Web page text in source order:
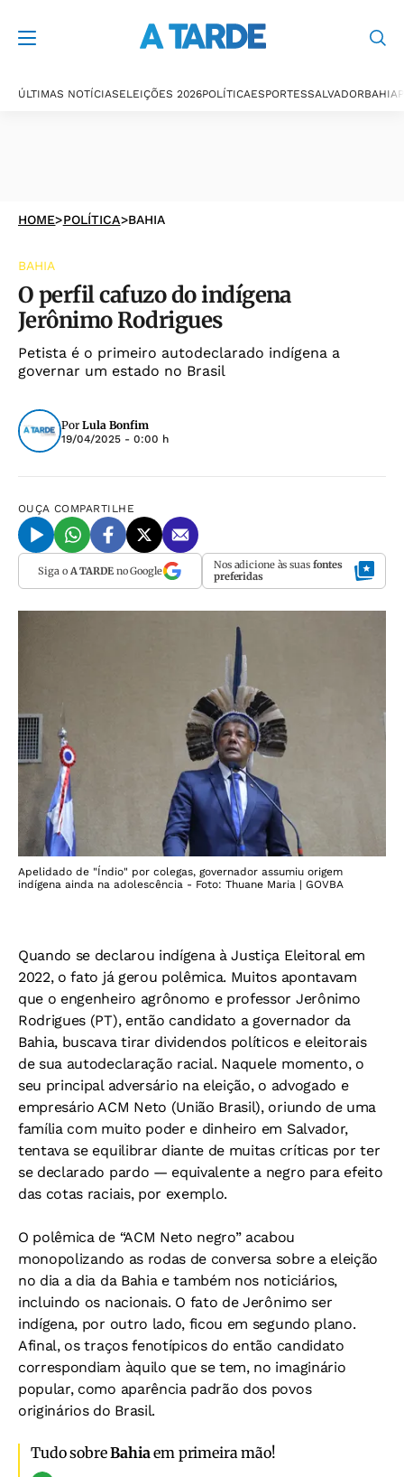
ÚLTIMAS NOTÍCIASELEIÇÕES 2026POLÍTICAESPORTESSALVADORBAHIA
HOME>POLÍTICA>BAHIA
BAHIA
O perfil cafuzo do indígena
Jerônimo Rodrigues
Petista é o primeiro autodeclarado indígena a
governar um estado no Brasil
Por Lula Bonfim
19/04/2025 - 0:00 h
OUÇA COMPARTILHE
Siga o A TARDEno Google Nos adicione às suas fontes
preferidas
Apelidado de "Índio" por colegas, governador assumiu origem
indígena ainda na adolescência - Foto: Thuane Maria | GOVBA
Quando se declarou indígena à Justiça Eleitoral em
2022, o fato já gerou polêmica. Muitos apontavam
que o engenheiro agrônomo e professor Jerônimo
Rodrigues (PT), então candidato a governador da
Bahia, buscava tirar dividendos políticos e eleitorais
de sua autodeclaração racial. Naquele momento, o
seu principal adversário na eleição, o advogado e
empresário ACM Neto (União Brasil), oriundo de uma
família com muito poder e dinheiro em Salvador,
tentava se equilibrar diante de muitas críticas por ter
se declarado pardo — equivalente a negro para efeito
das cotas raciais, por exemplo.
O polêmica de “ACM Neto negro” acabou
monopolizando as rodas de conversa sobre a eleição
no dia a dia da Bahia e também nos noticiários,
incluindo os nacionais. O fato de Jerônimo ser
indígena, por outro lado, ficou em segundo plano.
Afinal, os traços fenotípicos do então candidato
correspondiam àquilo que se tem, no imaginário
popular, como aparência padrão dos povos
originários do Brasil.
Tudo sobreBahiaem primeira mão!